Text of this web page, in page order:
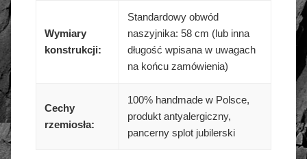
Wymiary
konstrukcji:
Standardowy obwód
naszyjnika: 58 cm (lub inna
długość wpisana w uwagach
na końcu zamówienia)
Cechy
rzemiosła:
100% handmade w Polsce,
produkt antyalergiczny,
pancerny splot jubilerski